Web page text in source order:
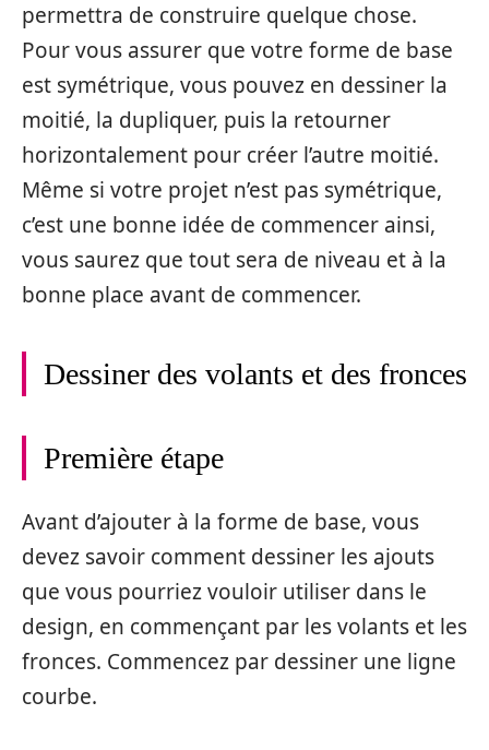
permettra de construire quelque chose.
Pour vous assurer que votre forme de base
est symétrique, vous pouvez en dessiner la
moitié, la dupliquer, puis la retourner
horizontalement pour créer l’autre moitié.
Même si votre projet n’est pas symétrique,
c’est une bonne idée de commencer ainsi,
vous saurez que tout sera de niveau et à la
bonne place avant de commencer.
Dessiner des volants et des fronces
Première étape
Avant d’ajouter à la forme de base, vous
devez savoir comment dessiner les ajouts
que vous pourriez vouloir utiliser dans le
design, en commençant par les volants et les
fronces. Commencez par dessiner une ligne
courbe.